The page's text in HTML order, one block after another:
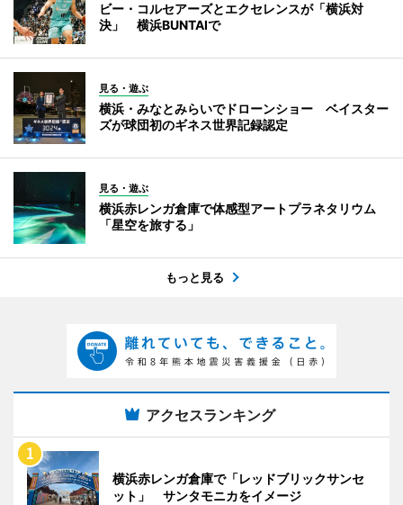
ビー・コルセアーズとエクセレンスが「横浜対
決」 横浜BUNTAIで
見る・遊ぶ
横浜・みなとみらいでドローンショー ベイスター
ズが球団初のギネス世界記録認定
見る・遊ぶ
横浜赤レンガ倉庫で体感型アートプラネタリウム
「星空を旅する」
もっと見る
アクセスランキング
横浜赤レンガ倉庫で「レッドブリックサンセ
ット」 サンタモニカをイメージ